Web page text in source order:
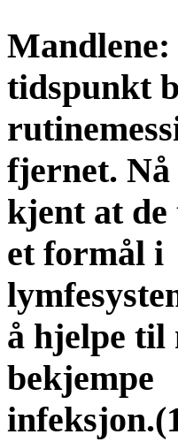
Mandlene:
tidspunkt
fjernet. Nå
kjent at
et formål i
å hjelpe til
bekjempe